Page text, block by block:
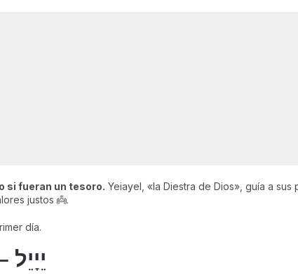
si fueran un tesoro. Yeiayel, «la Diestra de Dios», guía a sus
justos 👼.
día.
Características de Yeiayel — יֵיָיֵל